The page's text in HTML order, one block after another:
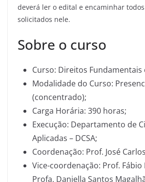
deverá ler o edital e encaminhar
solicitados nele.
Sobre o curso
Curso: Direitos Fundamentais
Modalidade do Curso:
(concentrado);
Carga Horária: 390 horas;
Execução: Departamento de
Aplicadas – DCSA;
Coordenação: Prof. José
Vice-coordenação: Prof. Fábio
Profa. Daniella Santos